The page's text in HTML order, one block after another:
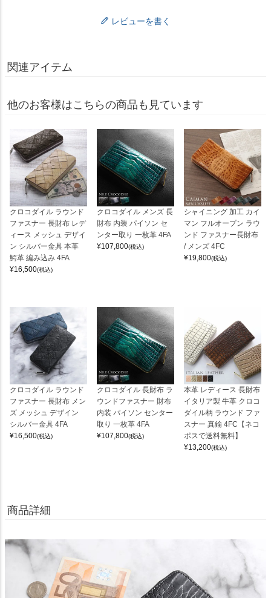
レビューを書く
関連アイテム
他のお客様はこちらの商品も見ています
クロコダイル ラウンド
ファスナー 長財布 レデ
ィース メッシュ デザイ
ン シルバー金具 本革
鰐革 編み込み 4FA
¥16,500(税込)
クロコダイル メンズ 長
財布 内装 パイソン セ
ンター取り 一枚革 4FA
¥107,800(税込)
シャイニング 加工 カイ
マン フルオープン ラウ
ンド ファスナー長財布
/ メンズ 4FC
¥19,800(税込)
クロコダイル ラウンド
ファスナー 長財布 メン
ズ メッシュ デザイン
シルバー金具 4FA
¥16,500(税込)
クロコダイル 長財布 ラ
ウンドファスナー 財布
内装 パイソン センター
取り 一枚革 4FA
¥107,800(税込)
本革 レディース 長財布
イタリア製 牛革 クロコ
ダイル柄 ラウンド ファ
スナー 真鍮 4FC【ネコ
ポスで送料無料】
¥13,200(税込)
商品詳細